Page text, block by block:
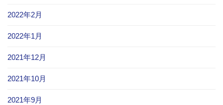
2022年2月
2022年1月
2021年12月
2021年10月
2021年9月